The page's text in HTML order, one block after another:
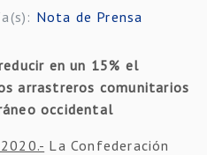
Nota de Prensa
en un 15% el
arrastreros comunitarios
occidental
La Confederación